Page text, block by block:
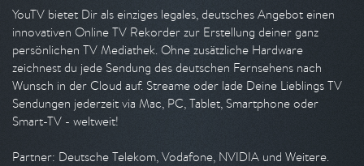
YouTV bietet Dir als einziges legales, deutsches Angebot einen
innovativen Online TV Rekorder zur Erstellung deiner ganz
persönlichen TV Mediathek. Ohne zusätzliche Hardware
zeichnest du jede Sendung des deutschen Fernsehens nach
Wunsch in der Cloud auf. Streame oder lade Deine Lieblings TV
Sendungen jederzeit via Mac, PC, Tablet, Smartphone oder
Smart-TV - weltweit!
Partner: Deutsche Telekom, Vodafone, NVIDIA und Weitere.